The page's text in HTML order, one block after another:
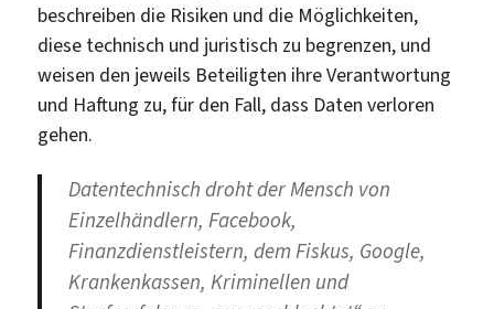
beschreiben die Risiken und die Möglichkeiten,
diese technisch und juristisch zu begrenzen, und
weisen den jeweils Beteiligten ihre Verantwortung
und Haftung zu, für den Fall, dass Daten verloren
gehen.
Datentechnisch droht der Mensch von
Einzelhändlern, Facebook,
Finanzdienstleistern, dem Fiskus, Google,
Krankenkassen, Kriminellen und